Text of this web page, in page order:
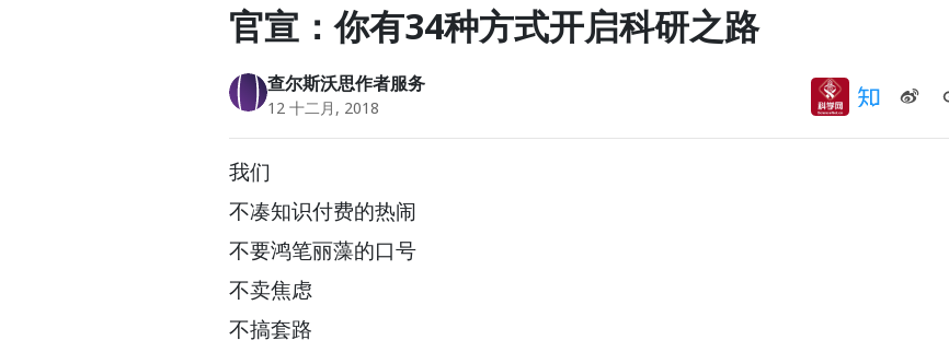
官宣：你有34种方式开启科研之路
查尔斯沃思作者服务
12 十二月, 2018
我们
不凑知识付费的热闹
不要鸿笔丽藻的口号
不卖焦虑
不搞套路